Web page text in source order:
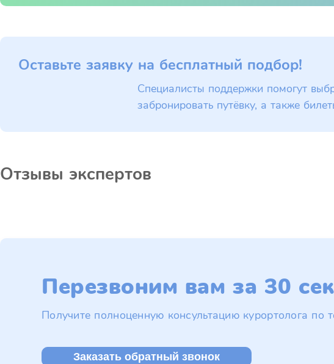
Оставьте заявку на бесплатный подбор!
Специалисты поддержки помогут
забронировать путёвку, а также
Отзывы экспертов
Перезвоним вам за 30
Получите полноценную консультацию курортолога по
Заказать обратный звонок